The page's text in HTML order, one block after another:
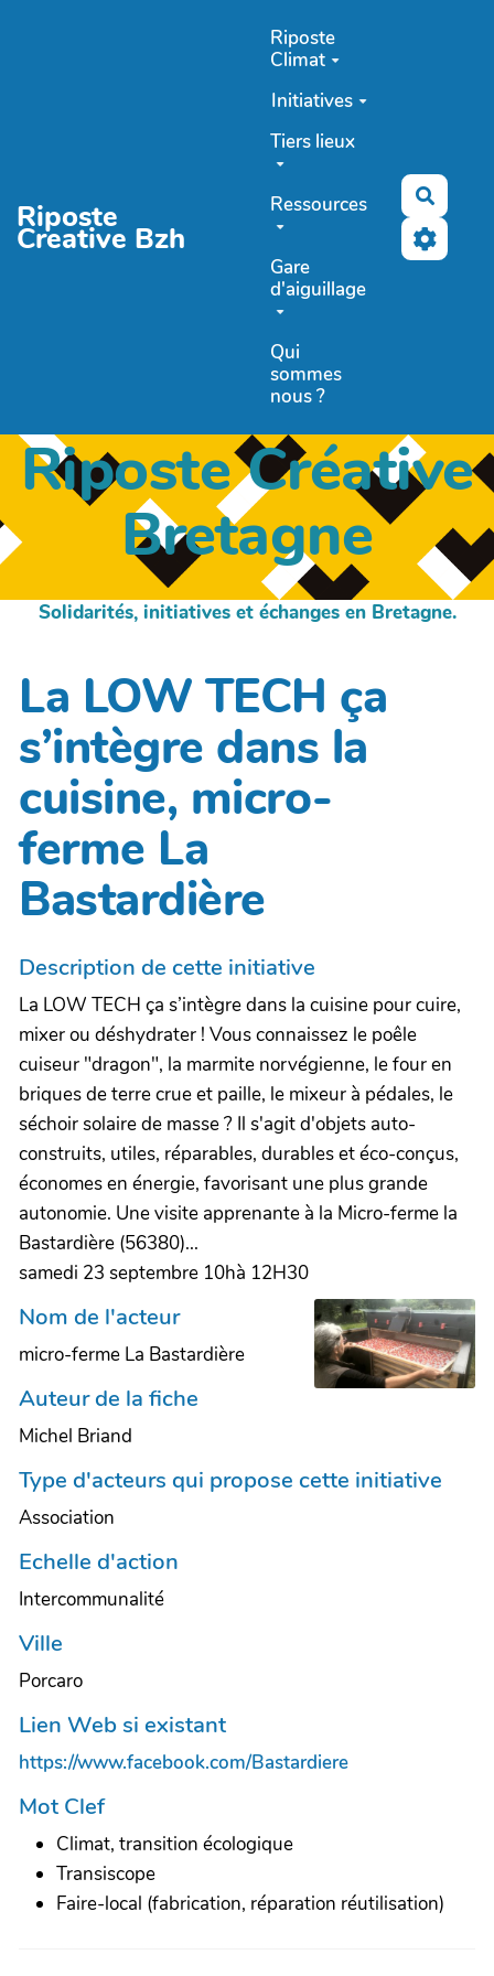
Riposte
Creative Bzh
Riposte
Climat
Initiatives
Tiers lieux
Ressources
Gare
d'aiguillage
Qui
sommes
nous ?
Riposte Créative
Bretagne
Solidarités, initiatives et échanges en Bretagne.
La LOW TECH ça
s’intègre dans la
cuisine, micro-
ferme La
Bastardière
Description de cette initiative
La LOW TECH ça s’intègre dans la cuisine pour cuire,
mixer ou déshydrater ! Vous connaissez le poêle
cuiseur "dragon", la marmite norvégienne, le four en
briques de terre crue et paille, le mixeur à pédales, le
séchoir solaire de masse ? Il s'agit d'objets auto-
construits, utiles, réparables, durables et éco-conçus,
économes en énergie, favorisant une plus grande
autonomie. Une visite apprenante à la Micro-ferme la
Bastardière (56380)...
samedi 23 septembre 10hà 12H30
Nom de l'acteur
micro-ferme La Bastardière
Auteur de la fiche
Michel Briand
Type d'acteurs qui propose cette initiative
Association
Echelle d'action
Intercommunalité
Ville
Porcaro
Lien Web si existant
https://www.facebook.com/Bastardiere
Mot Clef
Climat, transition écologique
Transiscope
Faire-local (fabrication, réparation réutilisation)